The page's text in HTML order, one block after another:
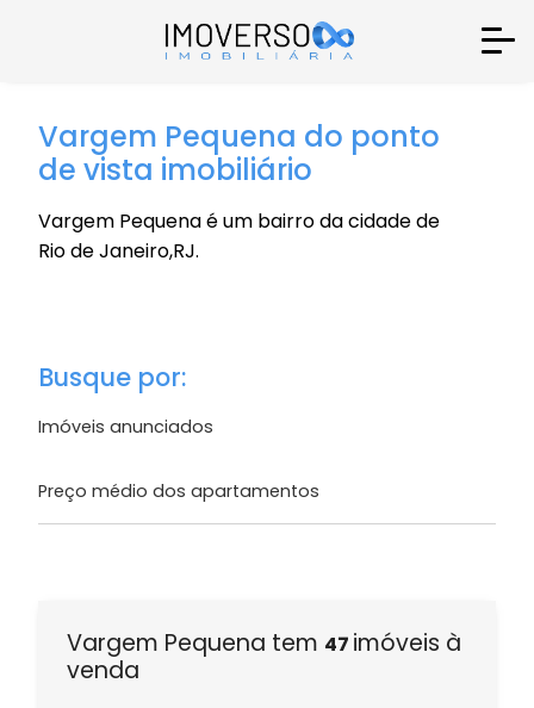
Vargem Pequena do ponto
de vista imobiliário
Vargem Pequena é um bairro da cidade de
Rio de Janeiro,RJ.
Busque por:
Imóveis anunciados
Preço médio dos apartamentos
Vargem Pequena tem 47 imóveis à
venda